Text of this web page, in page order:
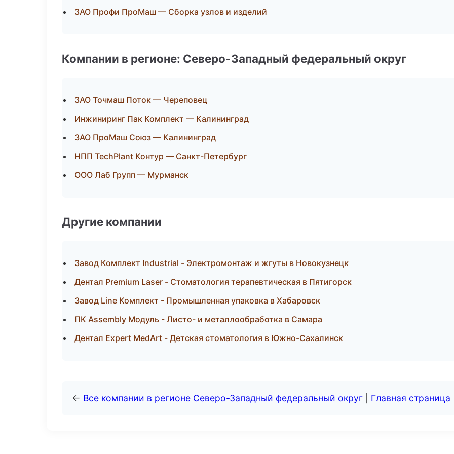
ЗАО Профи ПроМаш — Сборка узлов и изделий
Компании в регионе: Северо-Западный федеральный округ
ЗАО Точмаш Поток — Череповец
Инжиниринг Пак Комплект — Калининград
ЗАО ПроМаш Союз — Калининград
НПП TechPlant Контур — Санкт-Петербург
ООО Лаб Групп — Мурманск
Другие компании
Завод Комплект Industrial - Электромонтаж и жгуты в Новокузнецк
Дентал Premium Laser - Стоматология терапевтическая в Пятигорск
Завод Line Комплект - Промышленная упаковка в Хабаровск
ПК Assembly Модуль - Листо- и металлообработка в Самара
Дентал Expert MedArt - Детская стоматология в Южно-Сахалинск
← Все компании в регионе Северо-Западный федеральный округ Главная страница